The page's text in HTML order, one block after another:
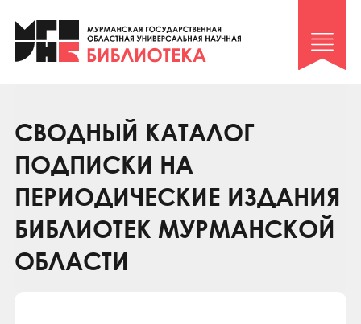
Клуб «Гиря и сельдерей»
Клуб «Семейный архив»
Коллегам
Контакты
СВОДНЫЙ КАТАЛОГ
ПОДПИСКИ НА
ПЕРИОДИЧЕСКИЕ ИЗДАНИЯ
БИБЛИОТЕК МУРМАНСКОЙ
ОБЛАСТИ